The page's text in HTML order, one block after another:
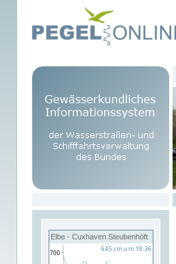
Elbe - Cuxhaven Steubenhöft